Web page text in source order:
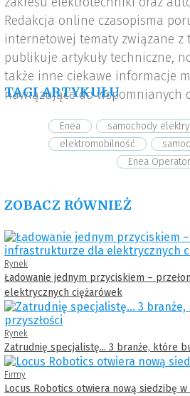
Redakcja online czasopisma
internetowej tematy związane z
publikuje artykuły techniczne,
także inne ciekawe informacje
nawiązujące do wspomnianych
TAGI ARTYKUŁU
Enea samochody
elektromobilność
Enea Operator
ZOBACZ RÓWNIEŻ
Rynek
Ładowanie jednym przyciskiem –
elektrycznych ciężarówek
Rynek
Zatrudnię specjalistę... 3 branże, które
Firmy
Locus Robotics otwiera nową siedzibę w